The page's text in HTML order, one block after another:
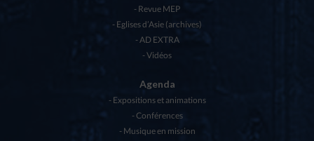
Revue MEP
Eglises d’Asie (archives)
AD EXTRA
Vidéos
Agenda
Expositions et animations
Conférences
Musique en mission